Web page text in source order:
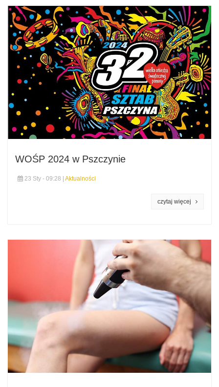
WOŚP 2024 w Pszczynie
23 Sty - 09:28 | Aktualności